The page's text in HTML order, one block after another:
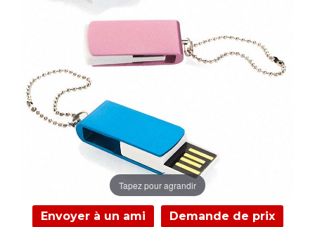
Tapez pour agrandir
Envoyer à un ami Demande de prix